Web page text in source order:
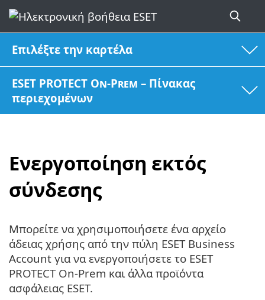
Επιλέξτε την καρτέλα
ESET PROTECT On-Prem – Πίνακας
περιεχομένων
Ενεργοποίηση εκτός
σύνδεσης
Μπορείτε να χρησιμοποιήσετε ένα αρχείο
άδειας χρήσης από την πύλη ESET Business
Account για να ενεργοποιήσετε το ESET
PROTECT On-Prem και άλλα προϊόντα
ασφάλειας ESET.